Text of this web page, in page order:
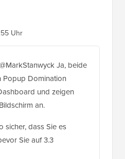
Uhr
Ja, beide
Popup Domination
und zeigen
an.
sicher, dass Sie es
Sie auf 3.3